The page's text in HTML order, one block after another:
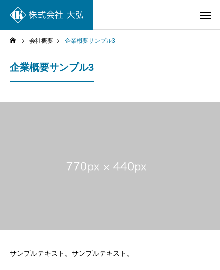
会社概要 企業概要サンプル3
企業概要サンプル3
サンプルテキスト。サンプルテキスト。